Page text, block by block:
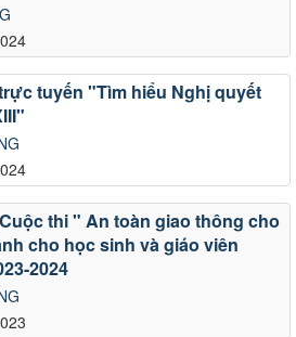
tuyến "Tìm hiểu Nghị quyết
thi " An toàn giao thông cho
cho học sinh và giáo viên
2024